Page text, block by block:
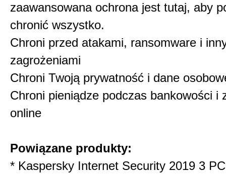
zaawansowana ochrona jest tutaj, aby
chronić wszystko.
Chroni przed atakami, ransomware i
zagrożeniami
Chroni Twoją prywatność i dane
Chroni pieniądze podczas bankowości i
online
Powiązane produkty:
* Kaspersky Internet Security 2019 3